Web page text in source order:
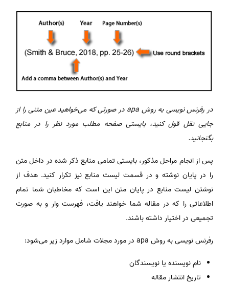
در رفرنس نویسی به روش
در صورتی که می‌خواهید عین متنی را از
جایی نقل قول کنید، بایستی صفحه مطلب مورد نظر را در منابع
بگنجانید.
پس از انجام مراحل مذکور، بایستی تمامی منابع ذکر شده در داخل متن
را در پایان نوشته و در قسمت لیست منابع نیز تکرار کنید. هدف از
نوشتن لیست منابع در پایان متن این است که مخاطبان شما تمام
اطلاعاتی را که در مقاله شما خواهند یافت، فهرست وار و به صورت
تجمیعی در اختیار داشته باشند.
رفرنس نویسی به روش apa در مورد مجلات شامل موارد زیر می‌شود:
نام نویسنده یا نویسندگان
تاریخ انتشار مقاله